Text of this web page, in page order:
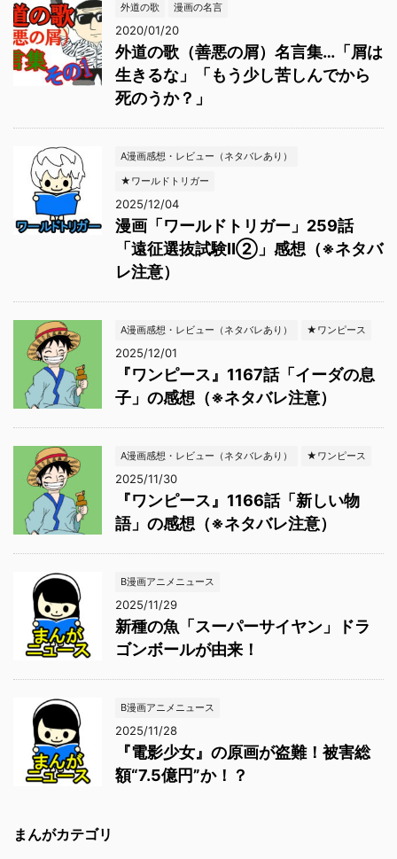
外道の歌 漫画の名言
2020/01/20
外道の歌（善悪の屑）名言集…「屑は
生きるな」「もう少し苦しんでから
死のうか？」
A漫画感想・レビュー（ネタバレあり）
★ワールドトリガー
2025/12/04
漫画「ワールドトリガー」259話
「遠征選抜試験Ⅱ②」感想（※ネタバ
レ注意）
A漫画感想・レビュー（ネタバレあり） ★ワンピース
2025/12/01
『ワンピース』1167話「イーダの息
子」の感想（※ネタバレ注意）
A漫画感想・レビュー（ネタバレあり） ★ワンピース
2025/11/30
『ワンピース』1166話「新しい物
語」の感想（※ネタバレ注意）
B漫画アニメニュース
2025/11/29
新種の魚「スーパーサイヤン」ドラ
ゴンボールが由来！
B漫画アニメニュース
2025/11/28
『電影少女』の原画が盗難！被害総
額“7.5億円”か！？
まんがカテゴリ